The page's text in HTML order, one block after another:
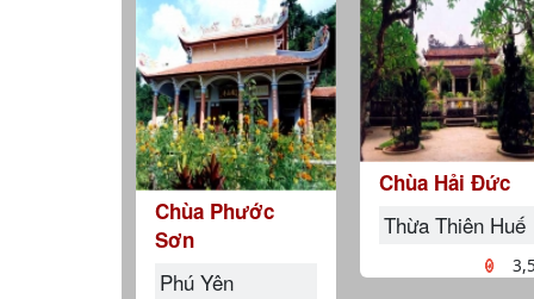
Chùa Phước
Sơn
Phú Yên
Chùa Hải Đức
Thừa Thiên Huế